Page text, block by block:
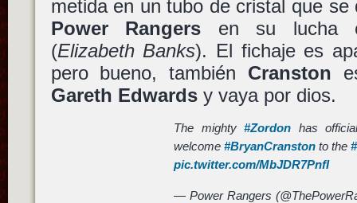
metida en un tubo de cristal que
Power Rangers en su lucha
(Elizabeth Banks). El fichaje es
pero bueno, también Cranston
Gareth Edwardsy vaya por dios.
The mighty#Zordon has
welcome#BryanCranston to the
pic.twitter.com/MbJDR7PnfI
— Power Rangers